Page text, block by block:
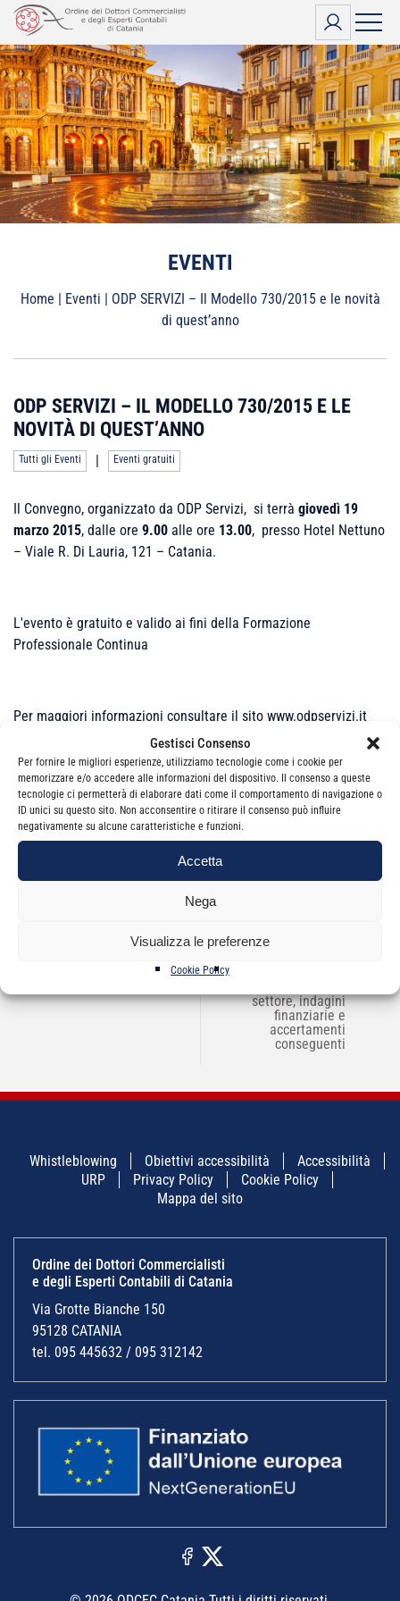
Gestisci Consenso
Per fornire le migliori esperienze, utilizziamo tecnologie come i cookie per
memorizzare e/o accedere alle informazioni del dispositivo. Il consenso a queste
tecnologie ci permetterà di elaborare dati come il comportamento di navigazione o
ID unici su questo sito. Non acconsentire o ritirare il consenso può influire
negativamente su alcune caratteristiche e funzioni.
Accetta
Nega
Visualizza le preferenze
Cookie Policy
Vai
contenuto
EVENTI
Home | Eventi | ODP SERVIZI – Il Modello 730/2015 e le novità
di quest’anno
ODP SERVIZI – IL MODELLO 730/2015 E LE
NOVITÀ DI QUEST’ANNO
Tutti gli Eventi | Eventi gratuiti
Il Convegno, organizzato da ODP Servizi, si terrà giovedì 19
marzo 2015, dalle ore 9.00 alle ore 13.00, presso Hotel Nettuno
– Viale R. Di Lauria, 121 – Catania.
L'evento è gratuito e valido ai fini della Formazione
Professionale Continua
Per maggiori informazioni consultare il sito www.odpservizi.it
Non sono presenti appuntamenti per questo
evento.
settore, indagini
finanziarie e
accertamenti
conseguenti
Whistleblowing Obiettivi accessibilità
Accessibilità
URP
Privacy Policy
Cookie Policy
Mappa del sito
Ordine dei Dottori Commercialisti
e degli Esperti Contabili di Catania
Via Grotte Bianche 150
95128 CATANIA
tel. 095 445632 / 095 312142